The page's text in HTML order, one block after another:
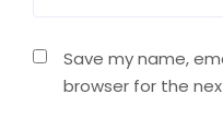
Save my name,
browser for the